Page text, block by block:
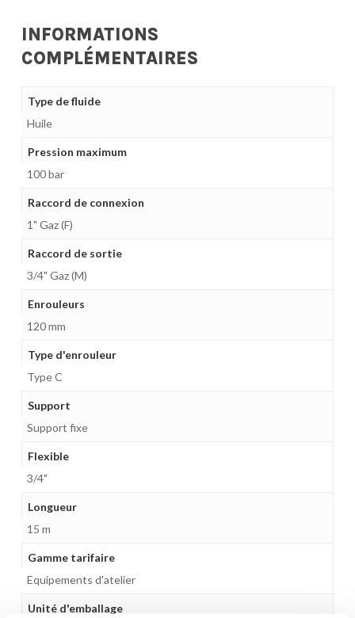
INFORMATIONS
COMPLÉMENTAIRES
Type de fluide
Huile
Pression maximum
100 bar
Raccord de connexion
1" Gaz (F)
Raccord de sortie
3/4" Gaz (M)
Enrouleurs
120 mm
Type d'enrouleur
Type C
Support
Support fixe
Flexible
3/4"
Longueur
15 m
Gamme tarifaire
Equipements d'atelier
Unité d'emballage